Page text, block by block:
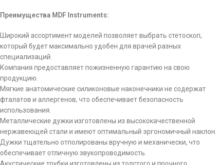
Преимущества MDF Instruments:
Широкий ассортимент моделей позволяет выбрать стетоскоп,
который будет максимально удобен для врачей разных
специализаций.
Компания предоставляет пожизненную гарантию на свою
продукцию.
Мягкие анатомические силиконовые наконечники не содержат
фталатов и аллергенов, что обеспечивает безопасность
использования.
Металлические дужки изготовлены из высококачественной
нержавеющей стали и имеют оптимальный эргономичный наклон.
Дужки тщательно отполированы вручную и механически, что
обеспечивает отличную звукопроводимость.